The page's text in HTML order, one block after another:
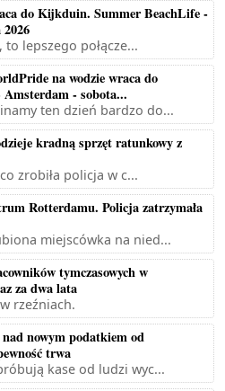
do Kijkduin. Summer BeachLife -
lepszego połącze...
na wodzie wraca do
- sobota...
ten dzień bardzo do...
kradną sprzęt ratunkowy z
zrobiła policja w c...
Rotterdamu. Policja zatrzymała
miejscówka na nied...
tymczasowych w
za dwa lata
rzeźniach.
nad nowym podatkiem od
trwa
kase od ludzi wyc...